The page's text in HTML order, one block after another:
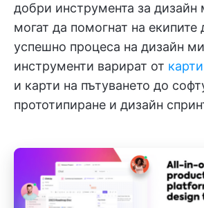
добри инструмента за дизайн
могат да помогнат на
успешно процеса на дизайн
инструменти варират от
и карти на пътуването до
прототипиране и дизайн